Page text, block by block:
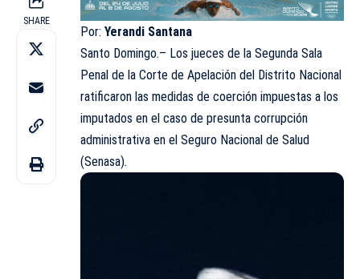
SHARE
Por: Yerandi Santana
Santo Domingo.– Los jueces de la Segunda Sala
Penal de la Corte de Apelación del Distrito Nacional
ratificaron las medidas de coerción impuestas a los
imputados en el caso de presunta corrupción
administrativa en el Seguro Nacional de Salud
(Senasa).